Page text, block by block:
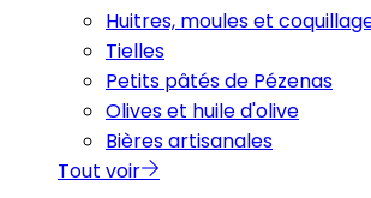
Huitres, moules et
Tielles
Petits pâtés de Pézenas
Olives et huile d'olive
Bières artisanales
Tout voir